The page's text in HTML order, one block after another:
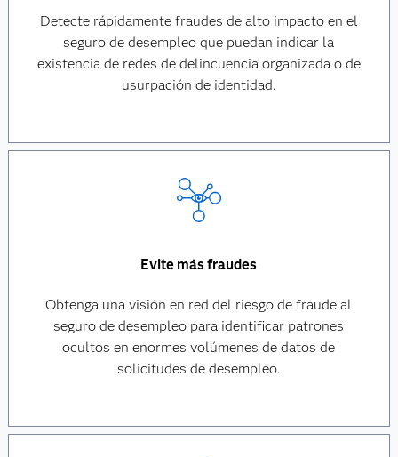
Detecte rápidamente fraudes de alto impacto en el
seguro de desempleo que puedan indicar la
existencia de redes de delincuencia organizada o de
usurpación de identidad.
Evite más fraudes
Obtenga una visión en red del riesgo de fraude al
seguro de desempleo para identificar patrones
ocultos en enormes volúmenes de datos de
solicitudes de desempleo.